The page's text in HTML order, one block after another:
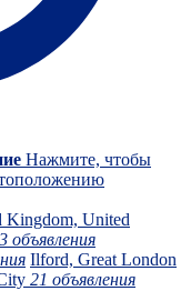
Нажмите, чтобы
Kingdom, United
объявления
Ilford, Great London
21 объявления